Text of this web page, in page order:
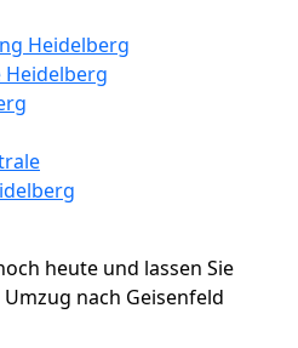
Heidelberg
heute und lassen Sie
nach Geisenfeld